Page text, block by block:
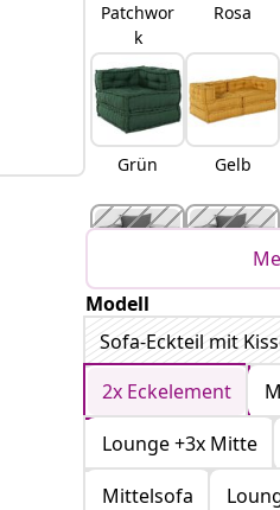
Patchwor
k
Rosa
Grün Gelb
Helles
Braunes
Muster
Helles
Graues
Muster
Modell
Sofa-Eckteil mit
2x Eckelement
Lounge +3x Mitte
Mittelsofa